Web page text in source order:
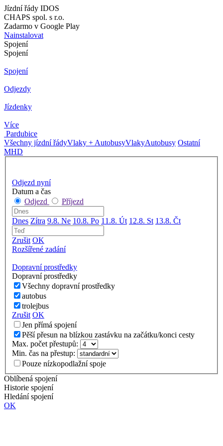
Jízdní řády IDOS
CHAPS spol. s r.o.
Zadarmo v Google Play
Nainstalovat
Spojení
Spojení
Spojení
Odjezdy
Jízdenky
Více
Pardubice
Všechny jízdní řádyVlaky + AutobusyVlakyAutobusy Ostatní
MHD
Odjezd nyní
Datum a čas
Odjezd
Příjezd
Dnes Zítra 9.8. Ne 10.8. Po 11.8. Út 12.8. St 13.8. Čt
Zrušit OK
Rozšířené zadání
Dopravní prostředky
Dopravní prostředky
Všechny dopravní prostředky
autobus
trolejbus
Zrušit OK
Jen přímá spojení
Pěší přesun na blízkou zastávku na začátku/konci cesty
Max. počet přestupů:
Min. čas na přestup:
Pouze nízkopodlažní spoje
Oblíbená spojení
Historie spojení
Hledání spojení
OK